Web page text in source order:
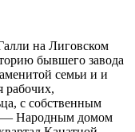
на Лиговском
бывшего завода
семьи и и
с собственным
— Народным домом